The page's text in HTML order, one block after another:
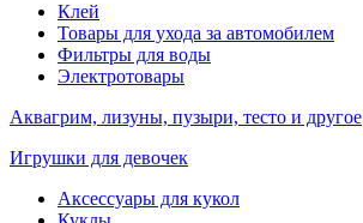
Клей
Товары для ухода за автомобилем
Фильтры для воды
Электротовары
Аквагрим, лизуны, пузыри, тесто и другое
Игрушки для девочек
Аксессуары для кукол